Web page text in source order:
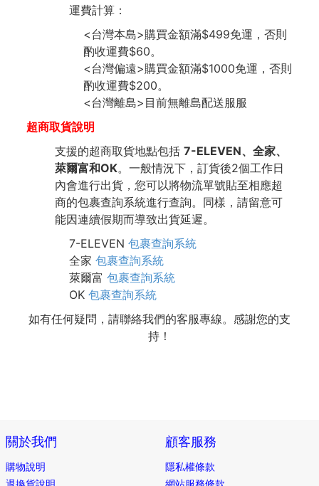
運費計算：
<台灣本島>購買金額滿$499免運，否則
酌收運費$60。
<台灣偏遠>購買金額滿$1000免運，否則
酌收運費$200。
<台灣離島>目前無離島配送服服
超商取貨說明
支援的超商取貨地點包括 7-ELEVEN、全家、
萊爾富和OK。一般情況下，訂貨後2個工作日
內會進行出貨，您可以將物流單號貼至相應超
商的包裹查詢系統進行查詢。同樣，請留意可
能因連續假期而導致出貨延遲。
7-ELEVEN 包裹查詢系統
全家 包裹查詢系統
萊爾富 包裹查詢系統
OK 包裹查詢系統
如有任何疑問，請聯絡我們的客服專線。感謝您的支
持！
關於我們
購物說明
退換貨說明
顧客服務
隱私權條款
網站服務條款